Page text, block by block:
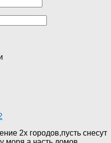
2х городов,пусть снесут